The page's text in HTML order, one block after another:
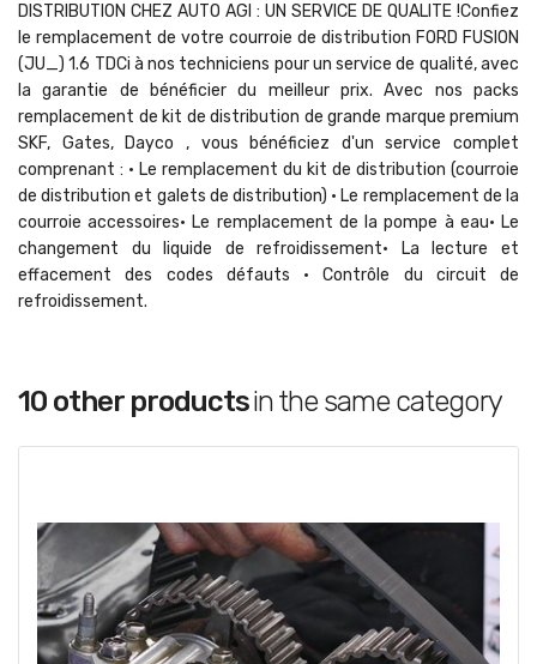
DISTRIBUTION CHEZ AUTO AGI : UN SERVICE DE QUALITE !Confiez
le remplacement de votre courroie de distribution FORD FUSION
(JU_) 1.6 TDCi à nos techniciens pour un service de qualité, avec
la garantie de bénéficier du meilleur prix. Avec nos packs
remplacement de kit de distribution de grande marque premium
SKF, Gates, Dayco , vous bénéficiez d'un service complet
comprenant : • Le remplacement du kit de distribution (courroie
de distribution et galets de distribution) • Le remplacement de la
courroie accessoires• Le remplacement de la pompe à eau• Le
changement du liquide de refroidissement• La lecture et
effacement des codes défauts • Contrôle du circuit de
refroidissement.
10 other productsin the same category